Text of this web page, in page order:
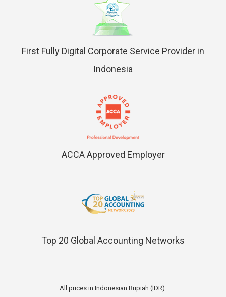
First Fully Digital Corporate Service Provider in
Indonesia
ACCA Approved Employer
Top 20 Global Accounting Networks
All prices in Indonesian Rupiah (IDR).